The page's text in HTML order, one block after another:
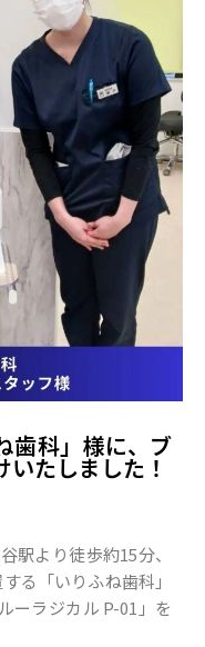
歯科」様に、ブ
たしました！
駅より徒歩約15分、
る「いりふね歯科」
ーラジカル P-01」を